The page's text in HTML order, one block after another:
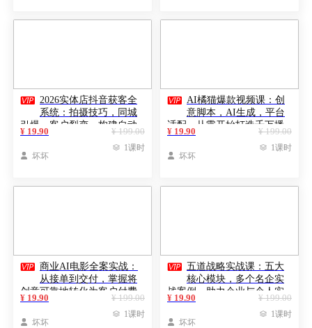
 2026实体店抖音获客全
系统：拍摄技巧，同城
引爆，客户裂变，构建自动
获客引擎
¥ 199.00
¥ 19.90
 坏坏
 1课时
 AI橘猫爆款视频课：创
意脚本，AI生成，平台
适配，从零开始打造千万播
放萌宠账号
¥ 199.00
¥ 19.90
 坏坏
 1课时
 商业AI电影全案实战：
从接单到交付，掌握将
创意可靠地转化为客户付费
成果的全套方法论
¥ 199.00
¥ 19.90
 坏坏
 1课时
 五道战略实战课：五大
核心模块，多个名企实
战案例，助力企业与个人实
现持续增长
¥ 199.00
¥ 19.90
 坏坏
 1课时